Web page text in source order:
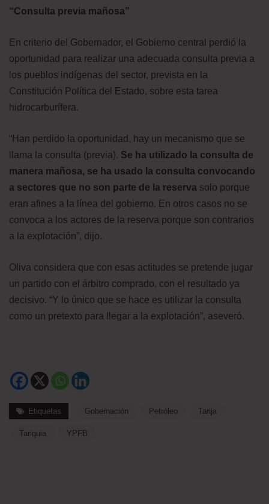
“Consulta previa mañosa”
En criterio del Gobernador, el Gobierno central perdió la
oportunidad para realizar una adecuada consulta previa a
los pueblos indígenas del sector, prevista en la
Constitución Política del Estado, sobre esta tarea
hidrocarburífera.
“Han perdido la oportunidad, hay un mecanismo que se
llama la consulta (previa). Se ha utilizado la consulta de
manera mañosa, se ha usado la consulta convocando
a sectores que no son parte de la reserva solo porque
eran afines a la línea del gobierno. En otros casos no se
convoca a los actores de la reserva porque son contrarios
a la explotación”, dijo.
Oliva considera que con esas actitudes se pretende jugar
un partido con el árbitro comprado, con el resultado ya
decisivo. “Y lo único que se hace es utilizar la consulta
como un pretexto para llegar a la explotación”, aseveró.
Etiquetas Gobernación Petróleo Tarija
Tariquia YPFB